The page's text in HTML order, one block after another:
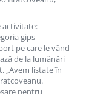
activitate:
gips-
pe care le vând
de la lumânări
„Avem listate în
pentru